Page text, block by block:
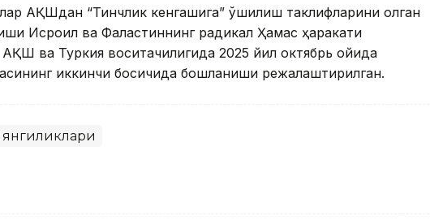
АҚШдан “Тинчлик кенгашига” қўшилиш таклифларини олган
Исроил ва Фаластиннинг радикал Ҳамас ҳаракати
ва Туркия воситачилигида 2025 йил октябрь ойида
иккинчи босқичида бошланиши режалаштирилган.
янгиликлари